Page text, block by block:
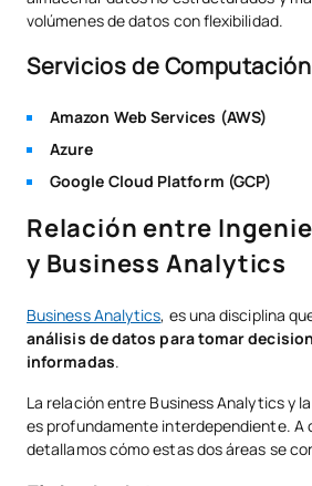
volúmenes de datos con flexibilidad.
Servicios de
Amazon Web Services (AWS)
Azure
Google Cloud Platform (GCP)
Relación entre
y Business Analytics
Business Analytics, es una disciplina
análisis de datos para tomar
informadas.
La relación entre Business Analytics y
es profundamente interdependiente. A
detallamos cómo estas dos áreas se